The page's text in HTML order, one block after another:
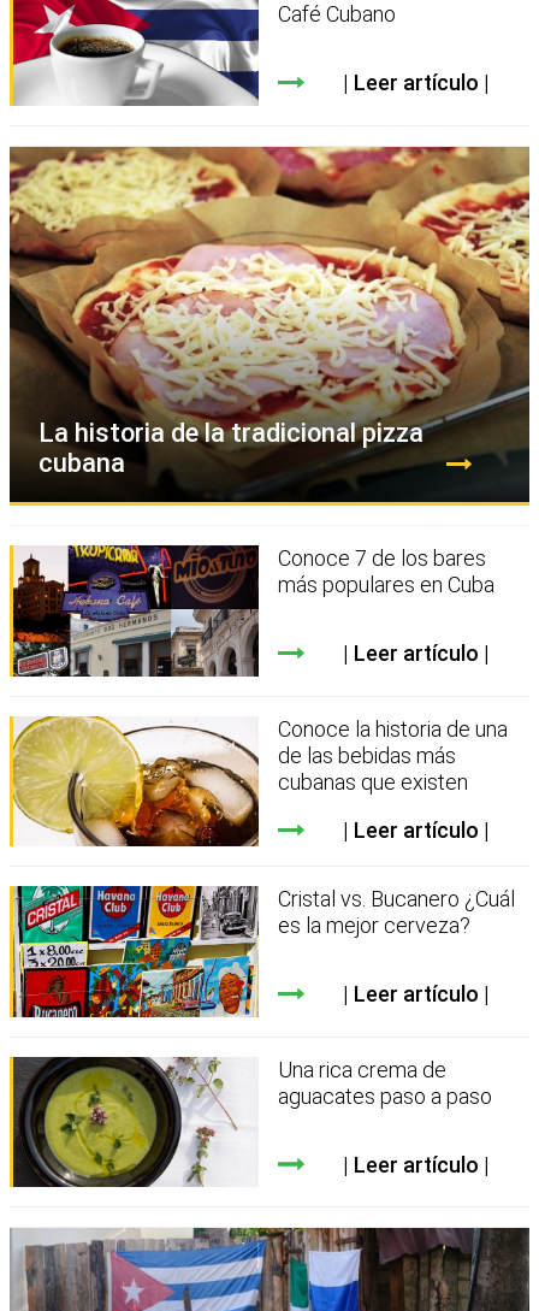
Café Cubano
Leer artículo
La historia de la tradicional pizza
cubana
Conoce 7 de los bares
más populares en Cuba
Leer artículo
Conoce la historia de una
de las bebidas más
cubanas que existen
Leer artículo
Cristal vs. Bucanero ¿Cuál
es la mejor cerveza?
Leer artículo
Una rica crema de
aguacates paso a paso
Leer artículo